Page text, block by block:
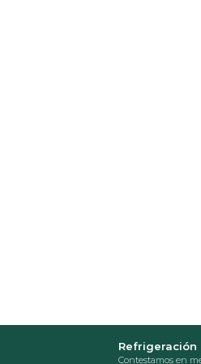
Refrigeración
Contestamos en